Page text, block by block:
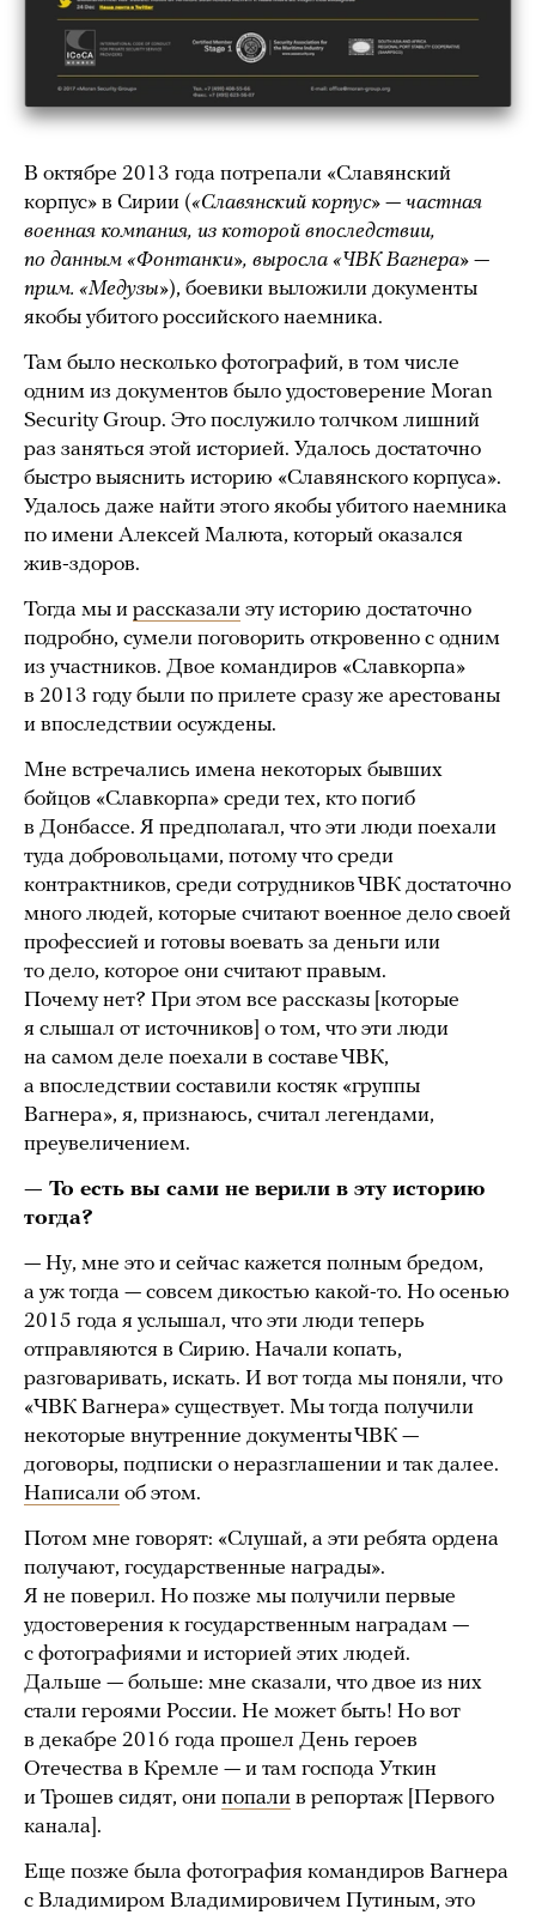
В октябре 2013 года потрепали «Славянский
корпус» в Сирии («Славянский корпус» — частная
военная компания, из которой впоследствии,
по данным «Фонтанки», выросла «ЧВК Вагнера» —
прим. «Медузы»), боевики выложили документы
якобы убитого российского наемника.
Там было несколько фотографий, в том числе
одним из документов было удостоверение Moran
Security Group. Это послужило толчком лишний
раз заняться этой историей. Удалось достаточно
быстро выяснить историю «Славянского корпуса».
Удалось даже найти этого якобы убитого наемника
по имени Алексей Малюта, который оказался
жив-здоров.
Тогда мы и рассказали эту историю достаточно
подробно, сумели поговорить откровенно с одним
из участников. Двое командиров «Славкорпа»
в 2013 году были по прилете сразу же арестованы
и впоследствии осуждены.
Мне встречались имена некоторых бывших
бойцов «Славкорпа» среди тех, кто погиб
в Донбассе. Я предполагал, что эти люди поехали
туда добровольцами, потому что среди
контрактников, среди сотрудников ЧВК достаточно
много людей, которые считают военное дело своей
профессией и готовы воевать за деньги или
то дело, которое они считают правым.
Почему нет? При этом все рассказы [которые
я слышал от источников] о том, что эти люди
на самом деле поехали в составе ЧВК,
а впоследствии составили костяк «группы
Вагнера», я, признаюсь, считал легендами,
преувеличением.
— То есть вы сами не верили в эту историю
тогда?
— Ну, мне это и сейчас кажется полным бредом,
а уж тогда — совсем дикостью какой-то. Но осенью
2015 года я услышал, что эти люди теперь
отправляются в Сирию. Начали копать,
разговаривать, искать. И вот тогда мы поняли, что
«ЧВК Вагнера» существует. Мы тогда получили
некоторые внутренние документы ЧВК —
договоры, подписки о неразглашении и так далее.
Написали об этом.
Потом мне говорят: «Слушай, а эти ребята ордена
получают, государственные награды».
Я не поверил. Но позже мы получили первые
удостоверения к государственным наградам —
с фотографиями и историей этих людей.
Дальше — больше: мне сказали, что двое из них
стали героями России. Не может быть! Но вот
в декабре 2016 года прошел День героев
Отечества в Кремле — и там господа Уткин
и Трошев сидят, они попали в репортаж [Первого
канала].
Еще позже была фотография командиров Вагнера
с Владимиром Владимировичем Путиным, это